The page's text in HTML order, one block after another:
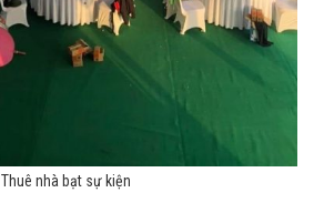
Thuê nhà bạt sự kiện